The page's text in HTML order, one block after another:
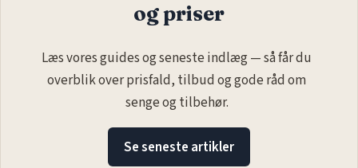
og priser
Læs vores guides og seneste indlæg — så får du
overblik over prisfald, tilbud og gode råd om
senge og tilbehør.
Se seneste artikler